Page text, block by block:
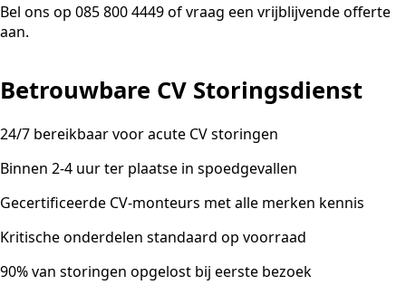
Bel ons op 085 800 4449 of vraag een vrijblijvende offerte
aan.
Betrouwbare CV Storingsdienst
24/7 bereikbaar voor acute CV storingen
Binnen 2-4 uur ter plaatse in spoedgevallen
Gecertificeerde CV-monteurs met alle merken kennis
Kritische onderdelen standaard op voorraad
90% van storingen opgelost bij eerste bezoek